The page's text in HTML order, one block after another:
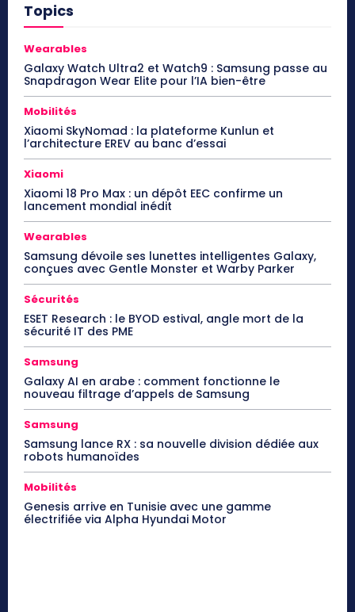
Topics
Wearables
Galaxy Watch Ultra2 et Watch9 : Samsung passe au
Snapdragon Wear Elite pour l’IA bien-être
Mobilités
Xiaomi SkyNomad : la plateforme Kunlun et
l’architecture EREV au banc d’essai
Xiaomi
Xiaomi 18 Pro Max : un dépôt EEC confirme un
lancement mondial inédit
Wearables
Samsung dévoile ses lunettes intelligentes Galaxy,
conçues avec Gentle Monster et Warby Parker
Sécurités
ESET Research : le BYOD estival, angle mort de la
sécurité IT des PME
Samsung
Galaxy AI en arabe : comment fonctionne le
nouveau filtrage d’appels de Samsung
Samsung
Samsung lance RX : sa nouvelle division dédiée aux
robots humanoïdes
Mobilités
Genesis arrive en Tunisie avec une gamme
électrifiée via Alpha Hyundai Motor